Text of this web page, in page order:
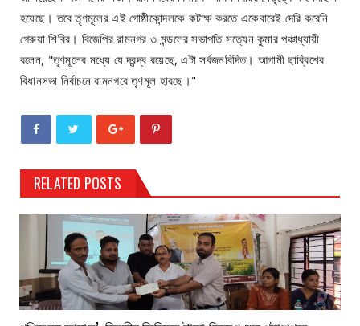
হয়েছে। তবে তৃণমূলের এই গোষ্ঠীকোন্দলকে কটাক্ষ করতে একেবারেই দেরি করেনি
গেরুয়া শিবির। বিজেপির রামনগর ৩ মন্ডলের সভাপতি সত্যেন কুমার পঞ্চাধ্যায়ী
বলেন, "তৃণমূলের মধ্যে যে দ্বন্দ্ব রয়েছে, এটা সর্বজনবিদিত। আগামী ছাব্বিশের
বিধানসভা নির্বাচনে রামনগরে তৃণমূল হারছে।"
RELATED POSTS